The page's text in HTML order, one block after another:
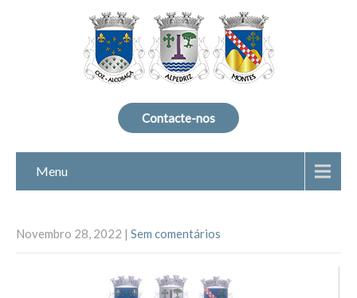
Contacte-nos
Menu
Novembro 28, 2022 | Sem comentários